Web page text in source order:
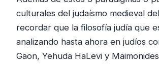
culturales del judaísmo medieval
recordar que la filosofía judía que
analizando hasta ahora en judíos
Gaon, Yehuda HaLevi y